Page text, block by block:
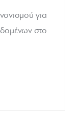
για
στο